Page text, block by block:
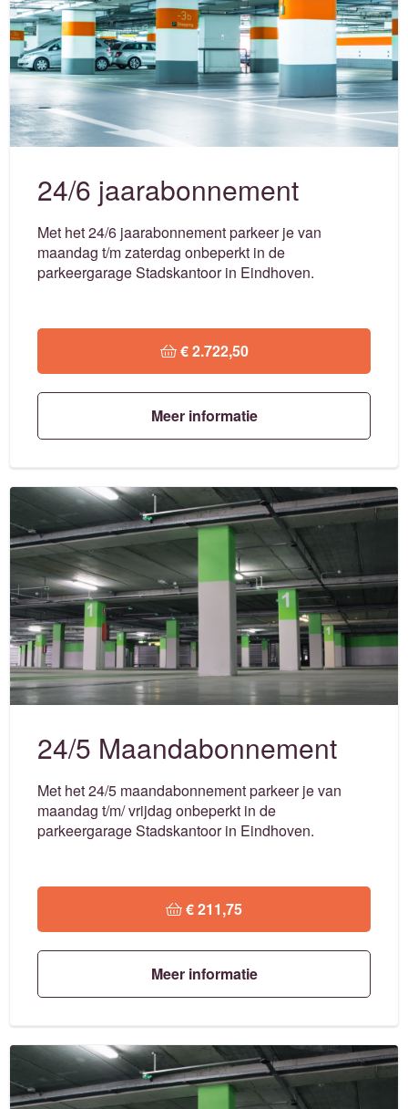
24/6 jaarabonnement
Met het 24/6 jaarabonnement parkeer je van
maandag t/m zaterdag onbeperkt in de
parkeergarage Stadskantoor in Eindhoven.
€ 2.722,50
Meer informatie
24/5 Maandabonnement
Met het 24/5 maandabonnement parkeer je van
maandag t/m/ vrijdag onbeperkt in de
parkeergarage Stadskantoor in Eindhoven.
€ 211,75
Meer informatie